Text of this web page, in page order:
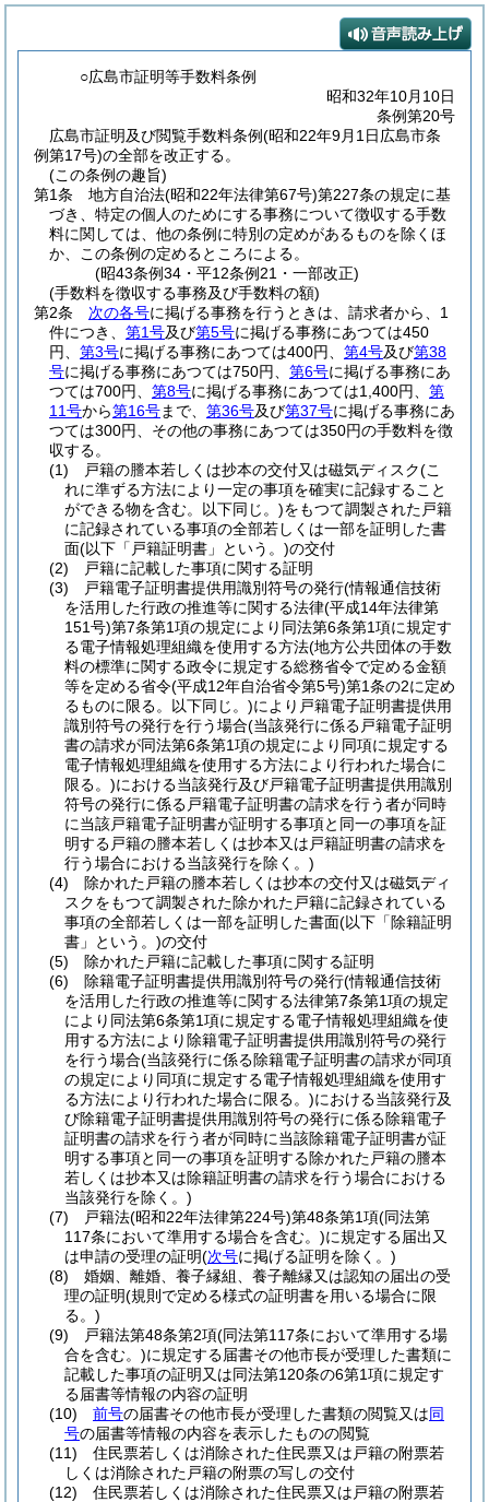
○広島市証明等手数料条例
昭和32年10月10日
条例第20号
広島市証明及び閲覧手数料条例(昭和22年9月1日広島市条
例第17号)の全部を改正する。
(この条例の趣旨)
第1条
地方自治法(昭和22年法律第67号)第227条の規定に基
づき、特定の個人のためにする事務について徴収する手数
料に関しては、他の条例に特別の定めがあるものを除くほ
か、この条例の定めるところによる。
(昭43条例34・平12条例21・一部改正)
(手数料を徴収する事務及び手数料の額)
第2条
次の各号に掲げる事務を行うときは、請求者から、1
件につき、 第1号及び第5号に掲げる事務にあつては450
円、 第3号に掲げる事務にあつては400円、 第4号及び第38
号に掲げる事務にあつては750円、 第6号に掲げる事務にあ
つては700円、 第8号に掲げる事務にあつては1,400円、 第
11号から第16号まで、 第36号及び第37号に掲げる事務にあ
つては300円、その他の事務にあつては350円の手数料を徴
収する。
(1)
戸籍の謄本若しくは抄本の交付又は磁気ディスク(こ
れに準ずる方法により一定の事項を確実に記録すること
ができる物を含む。以下同じ。)をもつて調製された戸籍
に記録されている事項の全部若しくは一部を証明した書
面(以下「戸籍証明書」という。)の交付
(2)
戸籍に記載した事項に関する証明
(3)
戸籍電子証明書提供用識別符号の発行(情報通信技術
を活用した行政の推進等に関する法律(平成14年法律第
151号)第7条第1項の規定により同法第6条第1項に規定す
る電子情報処理組織を使用する方法(地方公共団体の手数
料の標準に関する政令に規定する総務省令で定める金額
等を定める省令(平成12年自治省令第5号)第1条の2に定め
るものに限る。以下同じ。)により戸籍電子証明書提供用
識別符号の発行を行う場合(当該発行に係る戸籍電子証明
書の請求が同法第6条第1項の規定により同項に規定する
電子情報処理組織を使用する方法により行われた場合に
限る。)における当該発行及び戸籍電子証明書提供用識別
符号の発行に係る戸籍電子証明書の請求を行う者が同時
に当該戸籍電子証明書が証明する事項と同一の事項を証
明する戸籍の謄本若しくは抄本又は戸籍証明書の請求を
行う場合における当該発行を除く。)
(4)
除かれた戸籍の謄本若しくは抄本の交付又は磁気ディ
スクをもつて調製された除かれた戸籍に記録されている
事項の全部若しくは一部を証明した書面(以下「除籍証明
書」という。)の交付
(5)
除かれた戸籍に記載した事項に関する証明
(6)
除籍電子証明書提供用識別符号の発行(情報通信技術
を活用した行政の推進等に関する法律第7条第1項の規定
により同法第6条第1項に規定する電子情報処理組織を使
用する方法により除籍電子証明書提供用識別符号の発行
を行う場合(当該発行に係る除籍電子証明書の請求が同項
の規定により同項に規定する電子情報処理組織を使用す
る方法により行われた場合に限る。)における当該発行及
び除籍電子証明書提供用識別符号の発行に係る除籍電子
証明書の請求を行う者が同時に当該除籍電子証明書が証
明する事項と同一の事項を証明する除かれた戸籍の謄本
若しくは抄本又は除籍証明書の請求を行う場合における
当該発行を除く。)
(7)
戸籍法(昭和22年法律第224号)第48条第1項(同法第
117条において準用する場合を含む。)に規定する届出又
は申請の受理の証明(次号に掲げる証明を除く。)
(8)
婚姻、離婚、養子縁組、養子離縁又は認知の届出の受
理の証明(規則で定める様式の証明書を用いる場合に限
る。)
(9)
戸籍法第48条第2項(同法第117条において準用する場
合を含む。)に規定する届書その他市長が受理した書類に
記載した事項の証明又は同法第120条の6第1項に規定す
る届書等情報の内容の証明
(10)
前号の届書その他市長が受理した書類の閲覧又は同
号の届書等情報の内容を表示したものの閲覧
(11)
住民票若しくは消除された住民票又は戸籍の附票若
しくは消除された戸籍の附票の写しの交付
(12)
住民票若しくは消除された住民票又は戸籍の附票若